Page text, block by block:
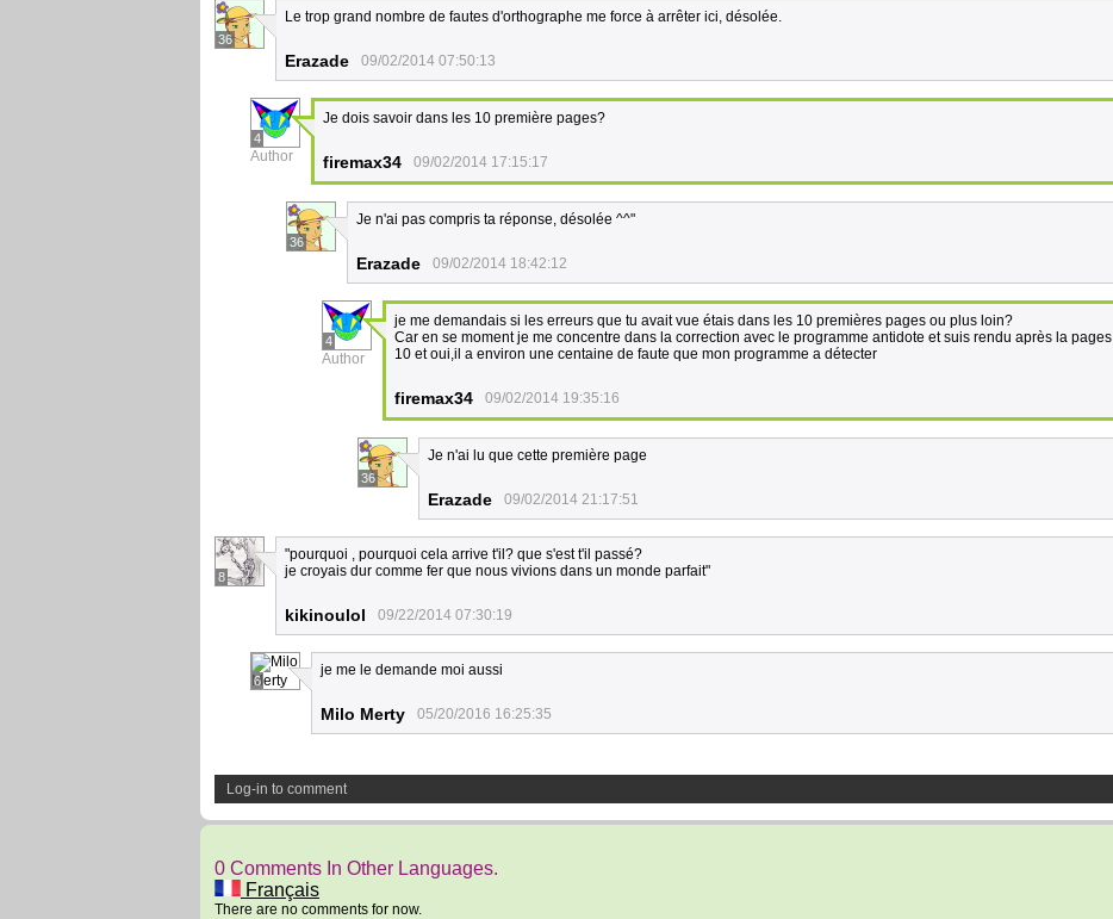
36
Le trop grand nombre de fautes d'orthographe me force à arrêter ici, désolée.
Erazade 09/02/2014 07:50:13
4
Author
Je dois savoir dans les 10 première pages?
firemax34 09/02/2014 17:15:17
36
Je n'ai pas compris ta réponse, désolée ^^"
Erazade 09/02/2014 18:42:12
4
Author
je me demandais si les erreurs que tu avait vue étais dans les 10 premières pages ou plus loin?
Car en se moment je me concentre dans la correction avec le programme antidote et suis rendu après la pages
10 et oui,il a environ une centaine de faute que mon programme a détecter
firemax34 09/02/2014 19:35:16
36
Je n'ai lu que cette première page
Erazade 09/02/2014 21:17:51
8
"pourquoi , pourquoi cela arrive t'il? que s'est t'il passé?
je croyais dur comme fer que nous vivions dans un monde parfait"
kikinoulol 09/22/2014 07:30:19
6
je me le demande moi aussi
Milo Merty 05/20/2016 16:25:35
Log-in to comment
0 Comments In Other Languages.
Français
There are no comments for now.